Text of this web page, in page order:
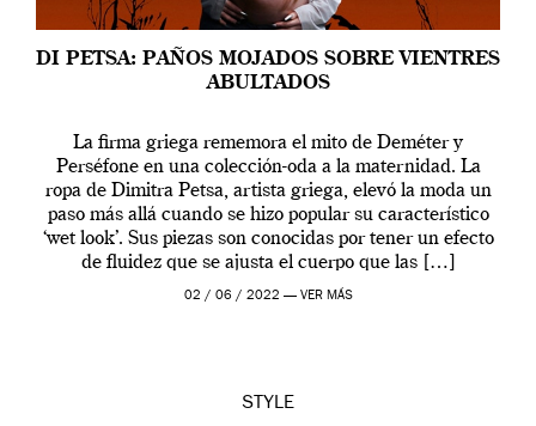
DI PETSA: PAÑOS MOJADOS SOBRE VIENTRES
ABULTADOS
La firma griega rememora el mito de Deméter y
Perséfone en una colección-oda a la maternidad. La
ropa de Dimitra Petsa, artista griega, elevó la moda un
paso más allá cuando se hizo popular su característico
‘wet look’. Sus piezas son conocidas por tener un efecto
de fluidez que se ajusta el cuerpo que las […]
02 / 06 / 2022 — VER MÁS
STYLE